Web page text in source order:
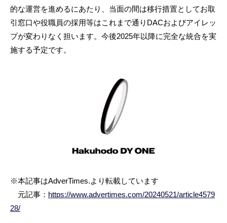
的な運営を進めるにあたり、当面の間は移行措置としてお取
引窓口や役職員の採用等はこれまで通りDACおよびアイレッ
プが変わりなく担います。今後2025年以降に完全な統合を実
施する予定です。
※本記事はAdverTimes.より転載しています
元記事： https://www.advertimes.com/20240521/article4579
28/